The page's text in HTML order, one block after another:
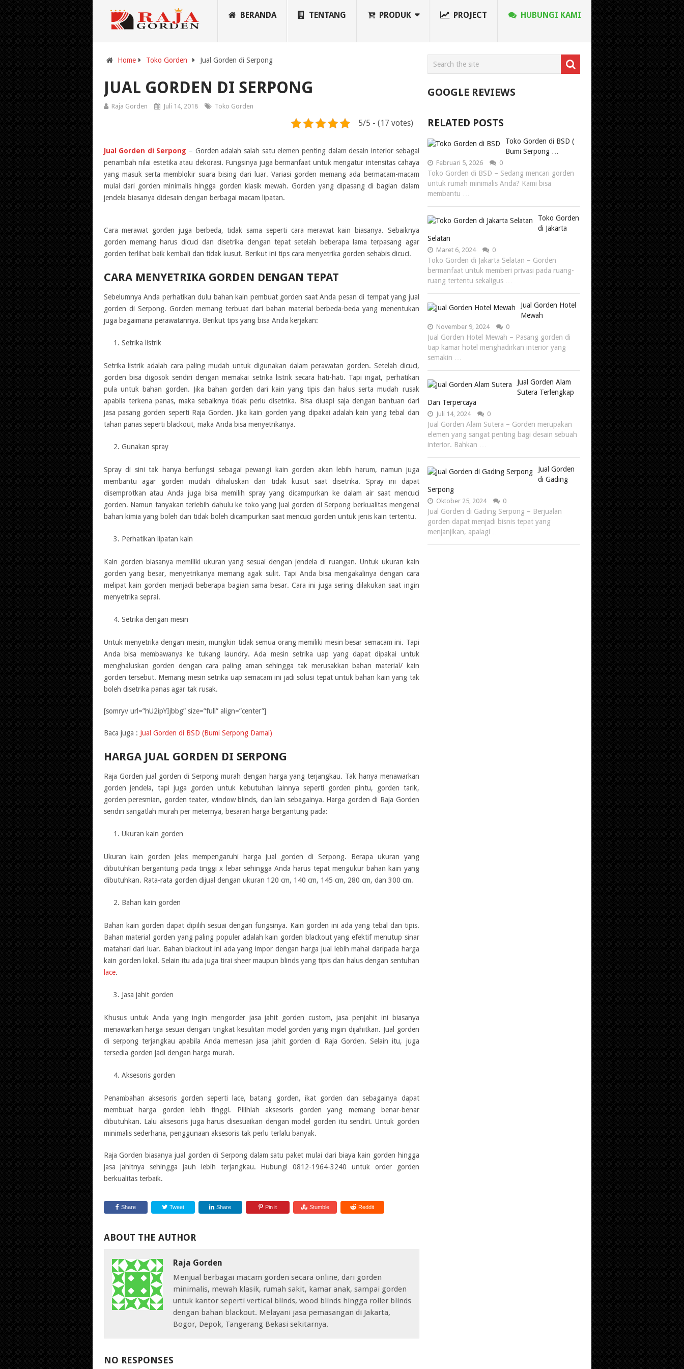
BERANDA TENTANG PRODUK PROJECT HUBUNGI KAMI
Home Toko Gorden Jual Gorden di Serpong
JUAL GORDEN DI SERPONG
Raja Gorden Juli 14, 2018 Toko Gorden
5/5 - (17 votes)
Jual Gorden di Serpong – Gorden adalah salah satu elemen penting dalam desain interior sebagai
penambah nilai estetika atau dekorasi. Fungsinya juga bermanfaat untuk mengatur intensitas cahaya
yang masuk serta memblokir suara bising dari luar. Variasi gorden memang ada bermacam-macam
mulai dari gorden minimalis hingga gorden klasik mewah. Gorden yang dipasang di bagian dalam
jendela biasanya didesain dengan berbagai macam lipatan.
Cara merawat gorden juga berbeda, tidak sama seperti cara merawat kain biasanya. Sebaiknya
gorden memang harus dicuci dan disetrika dengan tepat setelah beberapa lama terpasang agar
gorden terlihat baik kembali dan tidak kusut. Berikut ini tips cara menyetrika gorden sehabis dicuci.
CARA MENYETRIKA GORDEN DENGAN TEPAT
Sebelumnya Anda perhatikan dulu bahan kain pembuat gorden saat Anda pesan di tempat yang jual
gorden di Serpong. Gorden memang terbuat dari bahan material berbeda-beda yang menentukan
juga bagaimana perawatannya. Berikut tips yang bisa Anda kerjakan:
Setrika listrik
Setrika listrik adalah cara paling mudah untuk digunakan dalam perawatan gorden. Setelah dicuci,
gorden bisa digosok sendiri dengan memakai setrika listrik secara hati-hati. Tapi ingat, perhatikan
pula untuk bahan gorden. Jika bahan gorden dari kain yang tipis dan halus serta mudah rusak
apabila terkena panas, maka sebaiknya tidak perlu disetrika. Bisa diuapi saja dengan bantuan dari
jasa pasang gorden seperti Raja Gorden. Jika kain gorden yang dipakai adalah kain yang tebal dan
tahan panas seperti blackout, maka Anda bisa menyetrikanya.
Gunakan spray
Spray di sini tak hanya berfungsi sebagai pewangi kain gorden akan lebih harum, namun juga
membantu agar gorden mudah dihaluskan dan tidak kusut saat disetrika. Spray ini dapat
disemprotkan atau Anda juga bisa memilih spray yang dicampurkan ke dalam air saat mencuci
gorden. Namun tanyakan terlebih dahulu ke toko yang jual gorden di Serpong berkualitas mengenai
bahan kimia yang boleh dan tidak boleh dicampurkan saat mencuci gorden untuk jenis kain tertentu.
Perhatikan lipatan kain
Kain gorden biasanya memiliki ukuran yang sesuai dengan jendela di ruangan. Untuk ukuran kain
gorden yang besar, menyetrikanya memang agak sulit. Tapi Anda bisa mengakalinya dengan cara
melipat kain gorden menjadi beberapa bagian sama besar. Cara ini juga sering dilakukan saat ingin
menyetrika seprai.
Setrika dengan mesin
Untuk menyetrika dengan mesin, mungkin tidak semua orang memiliki mesin besar semacam ini. Tapi
Anda bisa membawanya ke tukang laundry. Ada mesin setrika uap yang dapat dipakai untuk
menghaluskan gorden dengan cara paling aman sehingga tak merusakkan bahan material/ kain
gorden tersebut. Memang mesin setrika uap semacam ini jadi solusi tepat untuk bahan kain yang tak
boleh disetrika panas agar tak rusak.
[somryv url=”hU2ipYIjbbg” size=”full” align=”center”]
Baca juga : Jual Gorden di BSD (Bumi Serpong Damai)
HARGA JUAL GORDEN DI SERPONG
Raja Gorden jual gorden di Serpong murah dengan harga yang terjangkau. Tak hanya menawarkan
gorden jendela, tapi juga gorden untuk kebutuhan lainnya seperti gorden pintu, gorden tarik,
gorden peresmian, gorden teater, window blinds, dan lain sebagainya. Harga gorden di Raja Gorden
sendiri sangatlah murah per meternya, besaran harga bergantung pada:
Ukuran kain gorden
Ukuran kain gorden jelas mempengaruhi harga jual gorden di Serpong. Berapa ukuran yang
dibutuhkan bergantung pada tinggi x lebar sehingga Anda harus tepat mengukur bahan kain yang
dibutuhkan. Rata-rata gorden dijual dengan ukuran 120 cm, 140 cm, 145 cm, 280 cm, dan 300 cm.
Bahan kain gorden
Bahan kain gorden dapat dipilih sesuai dengan fungsinya. Kain gorden ini ada yang tebal dan tipis.
Bahan material gorden yang paling populer adalah kain gorden blackout yang efektif menutup sinar
matahari dari luar. Bahan blackout ini ada yang impor dengan harga jual lebih mahal daripada harga
kain gorden lokal. Selain itu ada juga tirai sheer maupun blinds yang tipis dan halus dengan sentuhan
lace.
Jasa jahit gorden
Khusus untuk Anda yang ingin mengorder jasa jahit gorden custom, jasa penjahit ini biasanya
menawarkan harga sesuai dengan tingkat kesulitan model gorden yang ingin dijahitkan. Jual gorden
di serpong terjangkau apabila Anda memesan jasa jahit gorden di Raja Gorden. Selain itu, juga
tersedia gorden jadi dengan harga murah.
Aksesoris gorden
Penambahan aksesoris gorden seperti lace, batang gorden, ikat gorden dan sebagainya dapat
membuat harga gorden lebih tinggi. Pilihlah aksesoris gorden yang memang benar-benar
dibutuhkan. Lalu aksesoris juga harus disesuaikan dengan model gorden itu sendiri. Untuk gorden
minimalis sederhana, penggunaan aksesoris tak perlu terlalu banyak.
Raja Gorden biasanya jual gorden di Serpong dalam satu paket mulai dari biaya kain gorden hingga
jasa jahitnya sehingga jauh lebih terjangkau. Hubungi 0812-1964-3240 untuk order gorden
berkualitas terbaik.
Share Tweet Share Pin it Stumble Reddit
ABOUT THE AUTHOR
Raja Gorden
Menjual berbagai macam gorden secara online, dari gorden
minimalis, mewah klasik, rumah sakit, kamar anak, sampai gorden
untuk kantor seperti vertical blinds, wood blinds hingga roller blinds
dengan bahan blackout. Melayani jasa pemasangan di Jakarta,
Bogor, Depok, Tangerang Bekasi sekitarnya.
NO RESPONSES
GOOGLE REVIEWS
RELATED POSTS
Toko Gorden di BSD (
Bumi Serpong …
Februari 5, 2026 0
Toko Gorden di BSD – Sedang mencari gorden
untuk rumah minimalis Anda? Kami bisa
membantu …
Toko Gorden
di Jakarta
Selatan
Maret 6, 2024 0
Toko Gorden di Jakarta Selatan – Gorden
bermanfaat untuk memberi privasi pada ruang-
ruang tertentu sekaligus …
Jual Gorden Hotel
Mewah
November 9, 2024 0
Jual Gorden Hotel Mewah – Pasang gorden di
tiap kamar hotel menghadirkan interior yang
semakin …
Jual Gorden Alam
Sutera Terlengkap
Dan Terpercaya
Juli 14, 2024 0
Jual Gorden Alam Sutera – Gorden merupakan
elemen yang sangat penting bagi desain sebuah
interior. Bahkan …
Jual Gorden
di Gading
Serpong
Oktober 25, 2024 0
Jual Gorden di Gading Serpong – Berjualan
gorden dapat menjadi bisnis tepat yang
menjanjikan, apalagi …